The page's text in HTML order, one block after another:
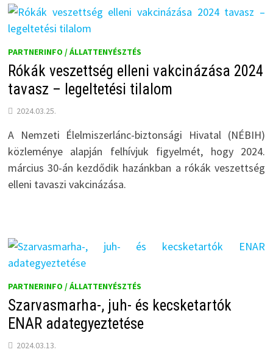
PARTNERINFO / ÁLLATTENYÉSZTÉS
Rókák veszettség elleni vakcinázása 2024
tavasz – legeltetési tilalom
2024.03.25.
A Nemzeti Élelmiszerlánc-biztonsági Hivatal (NÉBIH)
közleménye alapján felhívjuk figyelmét, hogy 2024.
március 30-án kezdődik hazánkban a rókák veszettség
elleni tavaszi vakcinázása.
PARTNERINFO / ÁLLATTENYÉSZTÉS
Szarvasmarha-, juh- és kecsketartók
ENAR adategyeztetése
2024.03.13.